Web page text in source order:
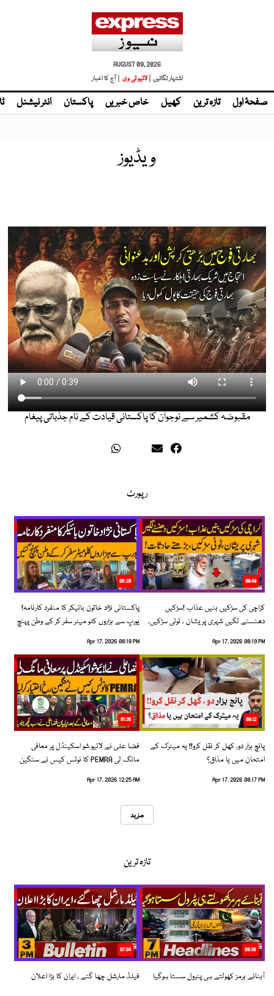
AUGUST 09, 2026
اشتہار لگائیں | لائیو ٹی وی | آج کا اخبار
صفحۂ اول تازہ ترین کھیل خاص خبریں پاکستان انٹر نیشنل
ویڈیوز
مقبوضہ کشمیر سے نوجوان کا پاکستانی قیادت کے نام جذباتی پیغام
رپورٹ
08:48
کراچی کی سڑکیں بنیں عذاب !سڑکیں
دھنسنے لگیں شہری پریشان ، ٹوٹی سڑکیں،
Apr 17, 2026 08:19 PM
06:28
پاکستانی نژاد خاتون بائیکر کا منفرد کارنامہ!
یورپ سے ہزاروں کلو میٹر سفر کر کے وطن پہنچ
Apr 17, 2026 08:18 PM
09:12
پانچ ہزار دو، کھل کر نقل کرو!! یہ میٹرک کے
امتحان میں یا مذاق؟
Apr 17, 2026 08:17 PM
01:35
فضا علی نے لائیو شو اسکینڈل پر معافی
مانگ لی PEMRA کا نوٹس کیس نے سنگین
Apr 17, 2026 12:25 AM
مزید
تازہ ترین
08:36
آبنائے ہرمز کھولتے ہی پٹرول سستا ہوگیا
07:04
فیلڈ مارشل چھا گئے ، ایران کا بڑا اعلان